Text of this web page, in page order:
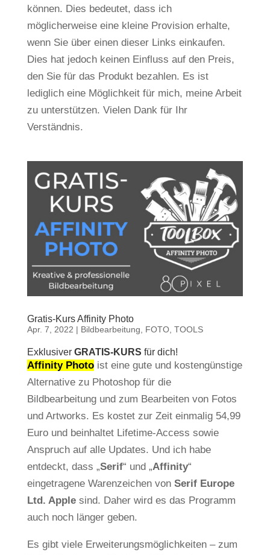
können. Dies bedeutet, dass ich
möglicherweise eine kleine Provision erhalte,
wenn Sie über einen dieser Links einkaufen.
Dies hat jedoch keinen Einfluss auf den Preis,
den Sie für das Produkt bezahlen. Es ist
lediglich eine Möglichkeit für mich, meine Arbeit
zu unterstützen. Vielen Dank für Ihr
Verständnis.
Gratis-Kurs Affinity Photo
Apr. 7, 2022 | Bildbearbeitung FOTO, TOOLS
Exklusiver GRATIS-KURS für dich!
Affinity Photoist eine gute und kostengünstige
Alternative zu Photoshop für die
Bildbearbeitung und zum Bearbeiten von Fotos
und Artworks. Es kostet zur Zeit einmalig 54,99
Euro und beinhaltet Lifetime-Access sowie
Anspruch auf alle Updates. Und ich habe
entdeckt, dass „Serif“ und „Affinity“
eingetragene Warenzeichen von Serif Europe
Ltd. Applesind. Daher wird es das Programm
auch noch länger geben.
Es gibt viele Erweiterungsmöglichkeiten – zum